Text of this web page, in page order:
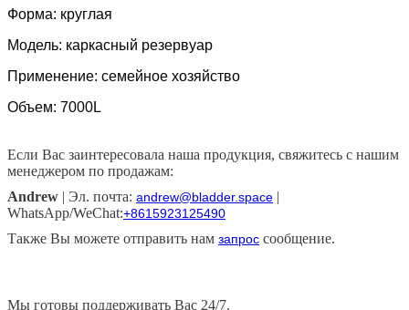
Форма: круглая
Модель: каркасный резервуар
Применение: семейное хозяйство
Объем: 7000L
Если Вас заинтересовала наша продукция, свяжитесь с нашим
менеджером по продажам:
Andrew | Эл. почта: andrew@bladder.space |
WhatsApp/WeChat:+8615923125490
Также Вы можете отправить нам запрос сообщение.
Мы готовы поддерживать Вас 24/7.